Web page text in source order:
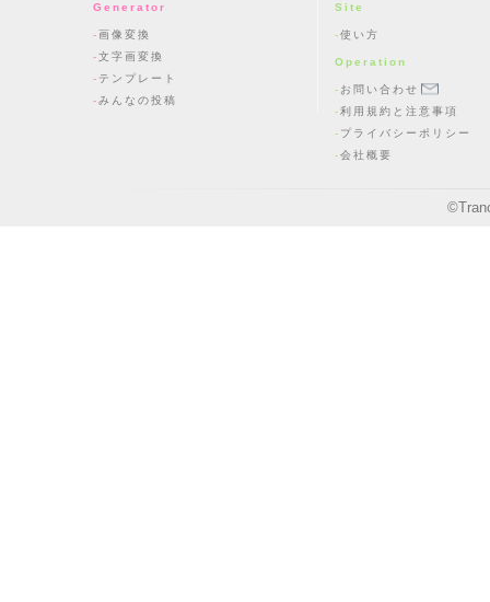
Generator
画像変換
文字画変換
テンプレート
みんなの投稿
Site
使い方
Operation
お問い合わせ
利用規約と注意事項
プライバシーポリシー
会社概要
©